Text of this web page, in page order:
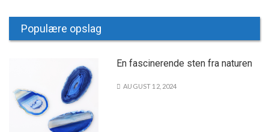
Populære opslag
En fascinerende sten fra naturen
AUGUST 12, 2024